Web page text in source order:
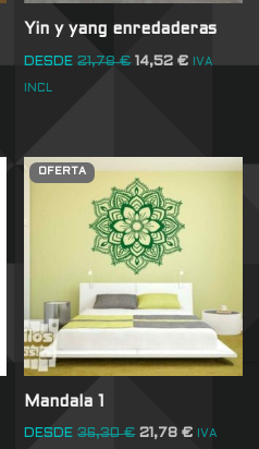
Yin y yang enredaderas
DESDE 21,78€ 14,52€ IVA
INCL
OFERTA
Mandala 1
DESDE 36,30€ 21,78€ IVA